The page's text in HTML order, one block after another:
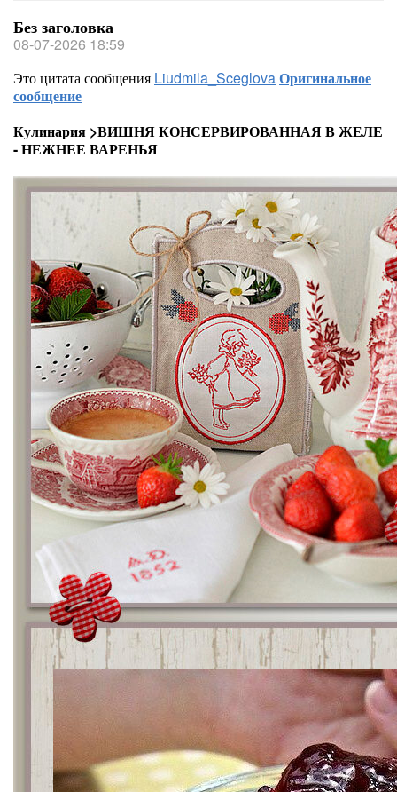
Без заголовка
08-07-2026 18:59
Это цитата сообщения Liudmila_SceglovaОригинальное
сообщение
Кулинария >ВИШНЯ КОНСЕРВИРОВАННАЯ В ЖЕЛЕ
- НЕЖНЕЕ ВАРЕНЬЯ